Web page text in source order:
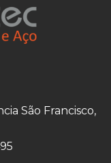
São Francisco,